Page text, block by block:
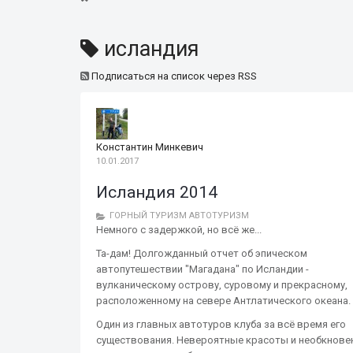
исландия
Подписаться на список через RSS
Константин Минкевич
10.01.2017
Исландия 2014
ГОРНЫЙ ТУРИЗМ АВТОТУРИЗМ
Немного с задержкой, но всё же...
Та-дам! Долгожданный отчет об эпическом
автопутешествии "Магадана" по Исландии -
вулканическому острову, суровому и прекрасному,
расположенному на севере Антлатического океана.
Один из главных автотуров клуба за всё время его
существования. Невероятные красоты и